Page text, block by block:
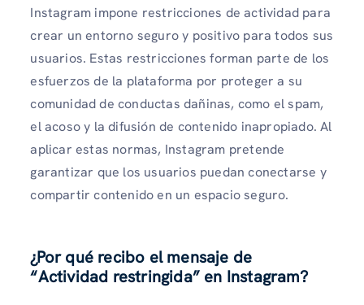
Instagram impone restricciones de actividad para
crear un entorno seguro y positivo para todos sus
usuarios. Estas restricciones forman parte de los
esfuerzos de la plataforma por proteger a su
comunidad de conductas dañinas, como el spam,
el acoso y la difusión de contenido inapropiado. Al
aplicar estas normas, Instagram pretende
garantizar que los usuarios puedan conectarse y
compartir contenido en un espacio seguro.
¿Por qué recibo el mensaje de
“Actividad restringida” en Instagram?